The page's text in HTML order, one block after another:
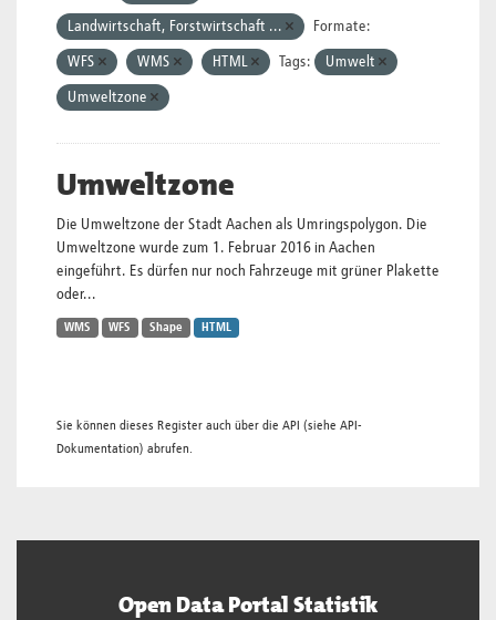
Landwirtschaft, Forstwirtschaft ... Formate:
WFS WMS HTML Tags: Umwelt
Umweltzone
Umweltzone
Die Umweltzone der Stadt Aachen als Umringspolygon. Die
Umweltzone wurde zum 1. Februar 2016 in Aachen
eingeführt. Es dürfen nur noch Fahrzeuge mit grüner Plakette
oder...
WMS WFS Shape HTML
Sie können dieses Register auch über die API (siehe API-
Dokumentation) abrufen.
Open Data Portal Statistik